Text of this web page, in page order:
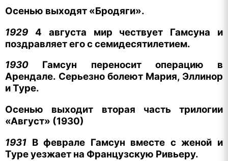
Осенью выходят «Бродяги».
1929 4 августа мир чествует Гамсуна и
поздравляет его с семидесятилетием.
1930 Гамсун переносит операцию в
Арендале. Серьезно болеют Мария, Эллинор
и Туре.
Осенью выходит вторая часть трилогии
«Август» (1930)
1931 В феврале Гамсун вместе с женой и
Туре уезжает на Французскую Ривьеру.